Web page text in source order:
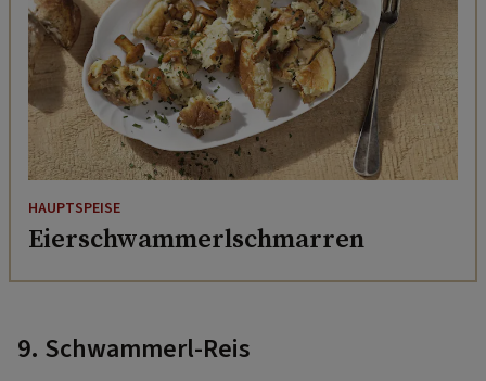
HAUPTSPEISE
Eierschwammerlschmarren
9. Schwammerl-Reis